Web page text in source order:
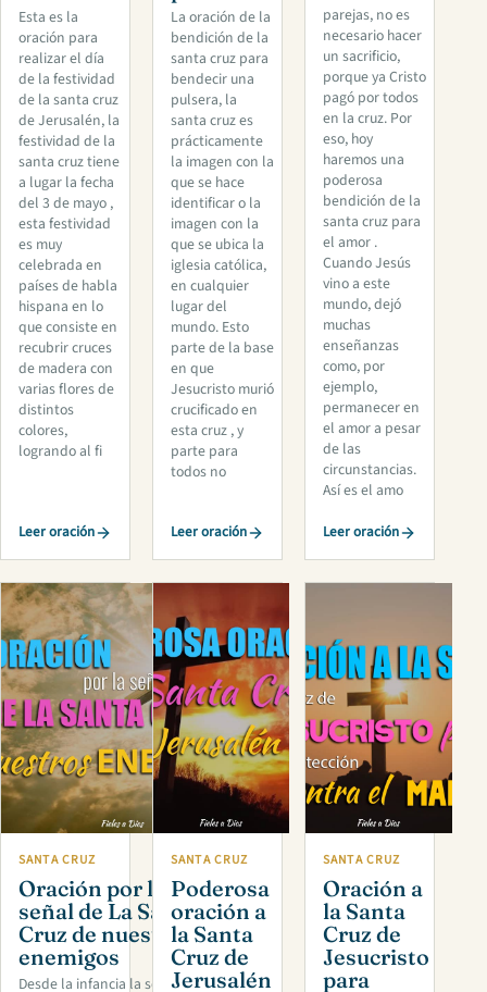
Esta es la
oración para
realizar el día
de la festividad
de la santa cruz
de Jerusalén, la
festividad de la
santa cruz tiene
a lugar la fecha
del 3 de mayo ,
esta festividad
es muy
celebrada en
países de habla
hispana en lo
que consiste en
recubrir cruces
de madera con
varias flores de
distintos
colores,
logrando al fi
Leer oración
La oración de la
bendición de la
santa cruz para
bendecir una
pulsera, la
santa cruz es
prácticamente
la imagen con la
que se hace
identificar o la
imagen con la
que se ubica la
iglesia católica,
en cualquier
lugar del
mundo. Esto
parte de la base
en que
Jesucristo murió
crucificado en
esta cruz , y
parte para
todos no
Leer oración
parejas, no es
necesario hacer
un sacrificio,
porque ya Cristo
pagó por todos
en la cruz. Por
eso, hoy
haremos una
poderosa
bendición de la
santa cruz para
el amor .
Cuando Jesús
vino a este
mundo, dejó
muchas
enseñanzas
como, por
ejemplo,
permanecer en
el amor a pesar
de las
circunstancias.
Así es el amo
Leer oración
SANTA CRUZ
Oración por la
señal de La Santa
Cruz de nuestros
enemigos
Desde la infancia la señal de la
SANTA CRUZ
Poderosa
oración a
la Santa
Cruz de
Jerusalén
SANTA CRUZ
Oración a
la Santa
Cruz de
Jesucristo
para